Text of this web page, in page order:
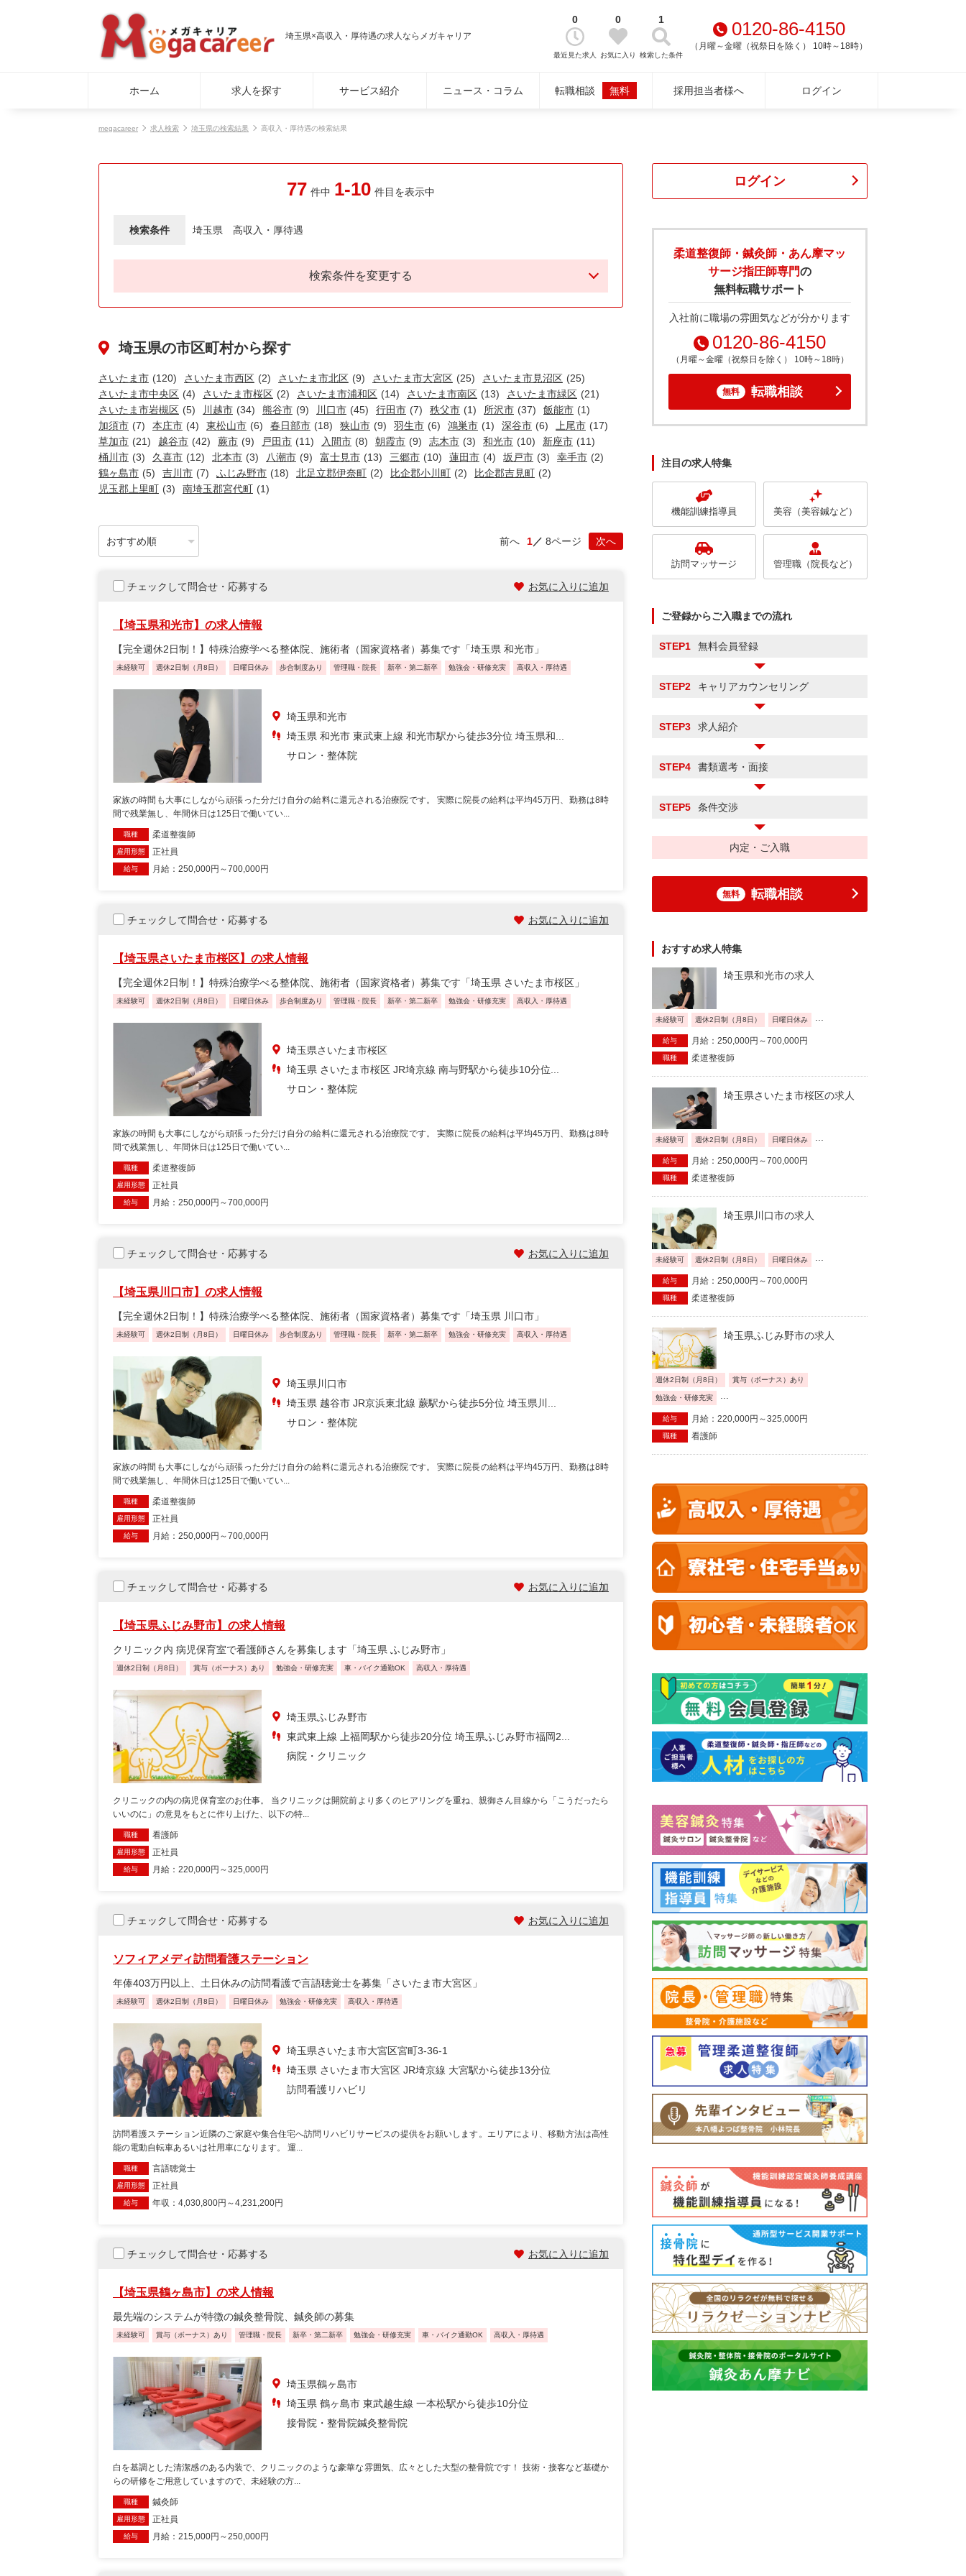
埼玉県×高収入・厚待遇の求人ならメガキャリア
0
最近見た求人
0
お気に入り
1
検索した条件
0120-86-4150
（月曜～金曜（祝祭日を除く） 10時～18時）
ホーム 求人を探す サービス紹介 ニュース・コラム 転職相談 無料 採用担当者様へ ログイン
megacareer 求人検索 埼玉県の検索結果 高収入・厚待遇の検索結果
77 件中 1-10 件目を表示中
検索条件 埼玉県 高収入・厚待遇
検索条件を変更する
埼玉県の市区町村から探す
さいたま市 (120) さいたま市西区 (2) さいたま市北区 (9) さいたま市大宮区 (25) さいたま市見沼区 (25)
さいたま市中央区 (4) さいたま市桜区 (2) さいたま市浦和区 (14) さいたま市南区 (13) さいたま市緑区 (21)
さいたま市岩槻区 (5) 川越市 (34) 熊谷市 (9) 川口市 (45) 行田市 (7) 秩父市 (1) 所沢市 (37) 飯能市 (1)
加須市 (7) 本庄市 (4) 東松山市 (6) 春日部市 (18) 狭山市 (9) 羽生市 (6) 鴻巣市 (1) 深谷市 (6) 上尾市 (17)
草加市 (21) 越谷市 (42) 蕨市 (9) 戸田市 (11) 入間市 (8) 朝霞市 (9) 志木市 (3) 和光市 (10) 新座市 (11)
桶川市 (3) 久喜市 (12) 北本市 (3) 八潮市 (9) 富士見市 (13) 三郷市 (10) 蓮田市 (4) 坂戸市 (3) 幸手市 (2)
鶴ヶ島市 (5) 吉川市 (7) ふじみ野市 (18) 北足立郡伊奈町 (2) 比企郡小川町 (2) 比企郡吉見町 (2)
児玉郡上里町 (3) 南埼玉郡宮代町 (1)
前へ 1 8ページ 次へ
チェックして問合せ・応募する お気に入りに追加
【埼玉県和光市】の求人情報
【完全週休2日制！】特殊治療学べる整体院、施術者（国家資格者）募集です「埼玉県 和光市」
未経験可 週休2日制（月8日） 日曜日休み 歩合制度あり 管理職・院長 新卒・第二新卒 勉強会・研修充実 高収入・厚待遇
埼玉県和光市
埼玉県 和光市 東武東上線 和光市駅から徒歩3分位 埼玉県和...
サロン・整体院
家族の時間も大事にしながら頑張った分だけ自分の給料に還元される治療院です。 実際に院長の給料は平均45万円、勤務は8時
間で残業無し、年間休日は125日で働いてい...
職種 柔道整復師
雇用形態 正社員
給与 月給：250,000円～700,000円
チェックして問合せ・応募する お気に入りに追加
【埼玉県さいたま市桜区】の求人情報
【完全週休2日制！】特殊治療学べる整体院、施術者（国家資格者）募集です「埼玉県 さいたま市桜区」
未経験可 週休2日制（月8日） 日曜日休み 歩合制度あり 管理職・院長 新卒・第二新卒 勉強会・研修充実 高収入・厚待遇
埼玉県さいたま市桜区
埼玉県 さいたま市桜区 JR埼京線 南与野駅から徒歩10分位...
サロン・整体院
家族の時間も大事にしながら頑張った分だけ自分の給料に還元される治療院です。 実際に院長の給料は平均45万円、勤務は8時
間で残業無し、年間休日は125日で働いてい...
職種 柔道整復師
雇用形態 正社員
給与 月給：250,000円～700,000円
チェックして問合せ・応募する お気に入りに追加
【埼玉県川口市】の求人情報
【完全週休2日制！】特殊治療学べる整体院、施術者（国家資格者）募集です「埼玉県 川口市」
未経験可 週休2日制（月8日） 日曜日休み 歩合制度あり 管理職・院長 新卒・第二新卒 勉強会・研修充実 高収入・厚待遇
埼玉県川口市
埼玉県 越谷市 JR京浜東北線 蕨駅から徒歩5分位 埼玉県川...
サロン・整体院
家族の時間も大事にしながら頑張った分だけ自分の給料に還元される治療院です。 実際に院長の給料は平均45万円、勤務は8時
間で残業無し、年間休日は125日で働いてい...
職種 柔道整復師
雇用形態 正社員
給与 月給：250,000円～700,000円
チェックして問合せ・応募する お気に入りに追加
【埼玉県ふじみ野市】の求人情報
クリニック内 病児保育室で看護師さんを募集します「埼玉県 ふじみ野市」
週休2日制（月8日） 賞与（ボーナス）あり 勉強会・研修充実 車・バイク通勤OK 高収入・厚待遇
埼玉県ふじみ野市
東武東上線 上福岡駅から徒歩20分位 埼玉県ふじみ野市福岡2...
病院・クリニック
クリニックの内の病児保育室のお仕事。 当クリニックは開院前より多くのヒアリングを重ね、親御さん目線から「こうだったら
いいのに」の意見をもとに作り上げた、以下の特...
職種 看護師
雇用形態 正社員
給与 月給：220,000円～325,000円
チェックして問合せ・応募する お気に入りに追加
ソフィアメディ訪問看護ステーション
年俸403万円以上、土日休みの訪問看護で言語聴覚士を募集「さいたま市大宮区」
未経験可 週休2日制（月8日） 日曜日休み 勉強会・研修充実 高収入・厚待遇
埼玉県さいたま市大宮区宮町3-36-1
埼玉県 さいたま市大宮区 JR埼京線 大宮駅から徒歩13分位
訪問看護リハビリ
訪問看護ステーション近隣のご家庭や集合住宅へ訪問リハビリサービスの提供をお願いします。エリアにより、移動方法は高性
能の電動自転車あるいは社用車になります。 運...
職種 言語聴覚士
雇用形態 正社員
給与 年収：4,030,800円～4,231,200円
チェックして問合せ・応募する お気に入りに追加
【埼玉県鶴ヶ島市】の求人情報
最先端のシステムが特徴の鍼灸整骨院、鍼灸師の募集
未経験可 賞与（ボーナス）あり 管理職・院長 新卒・第二新卒 勉強会・研修充実 車・バイク通勤OK 高収入・厚待遇
埼玉県鶴ヶ島市
埼玉県 鶴ヶ島市 東武越生線 一本松駅から徒歩10分位
接骨院・整骨院鍼灸整骨院
白を基調とした清潔感のある内装で、クリニックのような豪華な雰囲気、広々とした大型の整骨院です！ 技術・接客など基礎か
らの研修をご用意していますので、未経験の方...
職種 鍼灸師
雇用形態 正社員
給与 月給：215,000円～250,000円
ログイン
柔道整復師・鍼灸師・あん摩マッ
サージ指圧師専門の
無料転職サポート
入社前に職場の雰囲気などが分かります
0120-86-4150
（月曜～金曜（祝祭日を除く） 10時～18時）
無料 転職相談
注目の求人特集
機能訓練指導員 美容（美容鍼など）
訪問マッサージ 管理職（院長など）
ご登録からご入職までの流れ
STEP1 無料会員登録
STEP2 キャリアカウンセリング
STEP3 求人紹介
STEP4 書類選考・面接
STEP5 条件交渉
内定・ご入職
無料 転職相談
おすすめ求人特集
埼玉県和光市の求人
未経験可 週休2日制（月8日） 日曜日休み
給与 月給：250,000円～700,000円
職種 柔道整復師
埼玉県さいたま市桜区の求人
未経験可 週休2日制（月8日） 日曜日休み
給与 月給：250,000円～700,000円
職種 柔道整復師
埼玉県川口市の求人
未経験可 週休2日制（月8日） 日曜日休み
給与 月給：250,000円～700,000円
職種 柔道整復師
埼玉県ふじみ野市の求人
週休2日制（月8日） 賞与（ボーナス）あり
勉強会・研修充実
給与 月給：220,000円～325,000円
職種 看護師